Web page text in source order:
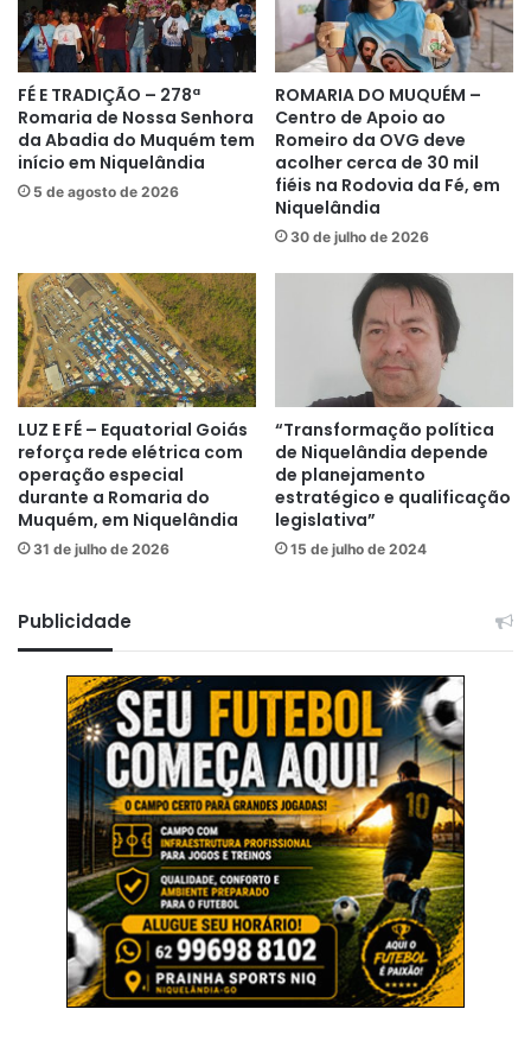
FÉ E TRADIÇÃO – 278ª
Romaria de Nossa Senhora
da Abadia do Muquém tem
início em Niquelândia
5 de agosto de 2026
ROMARIA DO MUQUÉM –
Centro de Apoio ao
Romeiro da OVG deve
acolher cerca de 30 mil
fiéis na Rodovia da Fé, em
Niquelândia
30 de julho de 2026
LUZ E FÉ – Equatorial Goiás
reforça rede elétrica com
operação especial
durante a Romaria do
Muquém, em Niquelândia
31 de julho de 2026
“Transformação política
de Niquelândia depende
de planejamento
estratégico e qualificação
legislativa”
15 de julho de 2024
Publicidade